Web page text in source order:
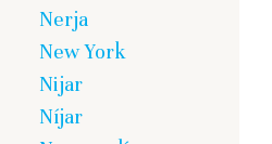
Nerja
New York
Nijar
Níjar